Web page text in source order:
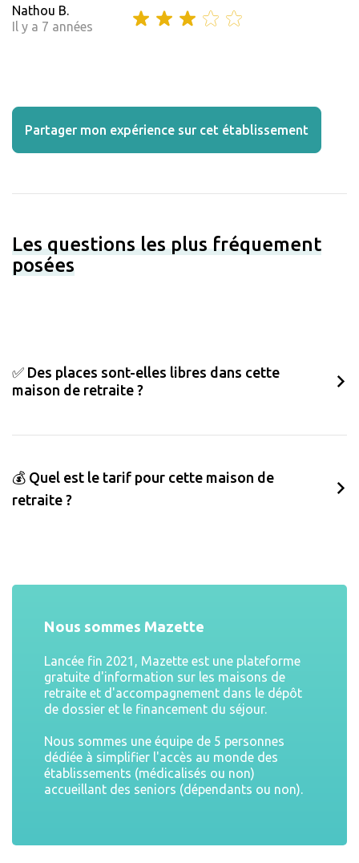
Nathou B.
Il y a 7 années
Partager mon expérience sur cet établissement
Les questions les plus fréquement
posées
✅ Des places sont-elles libres dans cette
maison de retraite ?
💰 Quel est le tarif pour cette maison de
retraite ?
Nous sommes Mazette
Lancée fin 2021, Mazette est une plateforme
gratuite d'information sur les maisons de
retraite et d'accompagnement dans le dépôt
de dossier et le financement du séjour.
Nous sommes une équipe de 5 personnes
dédiée à simplifier l'accès au monde des
établissements (médicalisés ou non)
accueillant des seniors (dépendants ou non).